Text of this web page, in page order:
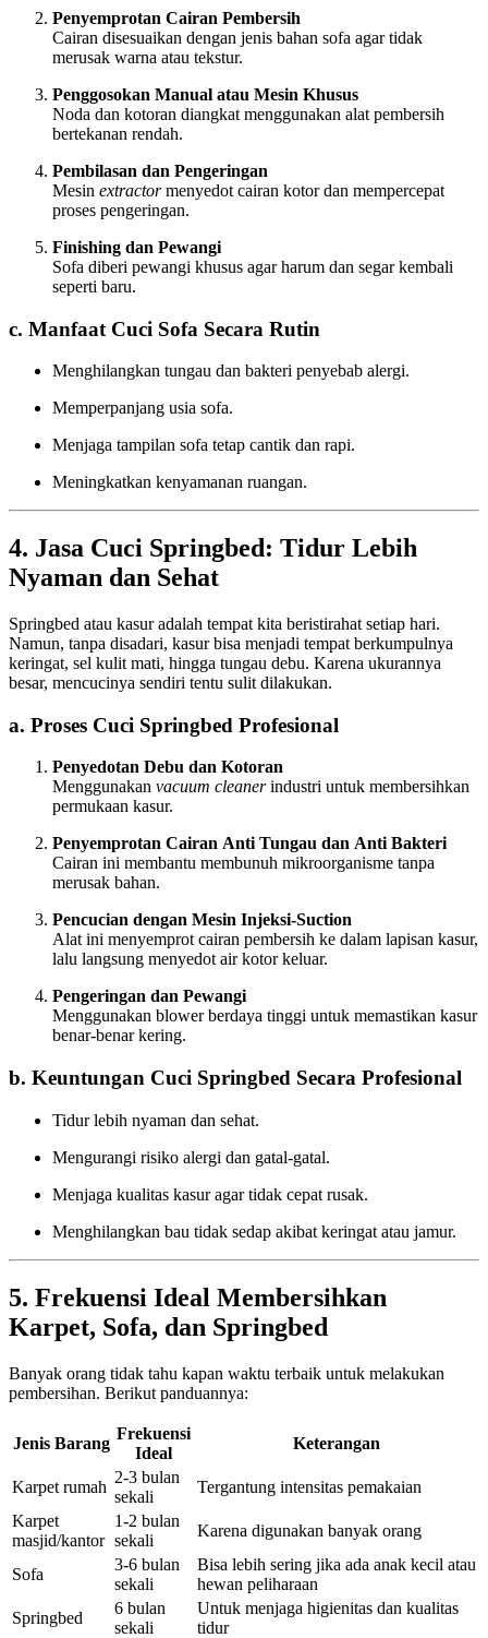
Penyemprotan Cairan Pembersih
Cairan disesuaikan dengan jenis bahan sofa agar tidak
merusak warna atau tekstur.
Penggosokan Manual atau Mesin Khusus
Noda dan kotoran diangkat menggunakan alat pembersih
bertekanan rendah.
Pembilasan dan Pengeringan
Mesin extractormenyedot cairan kotor dan mempercepat
proses pengeringan.
Finishing dan Pewangi
Sofa diberi pewangi khusus agar harum dan segar kembali
seperti baru.
c. Manfaat Cuci Sofa Secara Rutin
Menghilangkan tungau dan bakteri penyebab alergi.
Memperpanjang usia sofa.
Menjaga tampilan sofa tetap cantik dan rapi.
Meningkatkan kenyamanan ruangan.
4. Jasa Cuci Springbed: Tidur Lebih
Nyaman dan Sehat
Springbed atau kasur adalah tempat kita beristirahat setiap hari.
Namun, tanpa disadari, kasur bisa menjadi tempat berkumpulnya
keringat, sel kulit mati, hingga tungau debu. Karena ukurannya
besar, mencucinya sendiri tentu sulit dilakukan.
a. Proses Cuci Springbed Profesional
Penyedotan Debu dan Kotoran
Menggunakan vacuum cleanerindustri untuk membersihkan
permukaan kasur.
Penyemprotan Cairan Anti Tungau dan Anti Bakteri
Cairan ini membantu membunuh mikroorganisme tanpa
merusak bahan.
Pencucian dengan Mesin Injeksi-Suction
Alat ini menyemprot cairan pembersih ke dalam lapisan kasur,
lalu langsung menyedot air kotor keluar.
Pengeringan dan Pewangi
Menggunakan blower berdaya tinggi untuk memastikan kasur
benar-benar kering.
b. Keuntungan Cuci Springbed Secara Profesional
Tidur lebih nyaman dan sehat.
Mengurangi risiko alergi dan gatal-gatal.
Menjaga kualitas kasur agar tidak cepat rusak.
Menghilangkan bau tidak sedap akibat keringat atau jamur.
5. Frekuensi Ideal Membersihkan
Karpet, Sofa, dan Springbed
Banyak orang tidak tahu kapan waktu terbaik untuk melakukan
pembersihan. Berikut panduannya:
Jenis Barang
Frekuensi
Ideal
Keterangan
Karpet rumah
2-3 bulan
sekali
Tergantung intensitas pemakaian
Karpet
masjid/kantor
1-2 bulan
sekali
Karena digunakan banyak orang
Sofa
3-6 bulan
sekali
Bisa lebih sering jika ada anak kecil atau
hewan peliharaan
Springbed
6 bulan
sekali
Untuk menjaga higienitas dan kualitas
tidur